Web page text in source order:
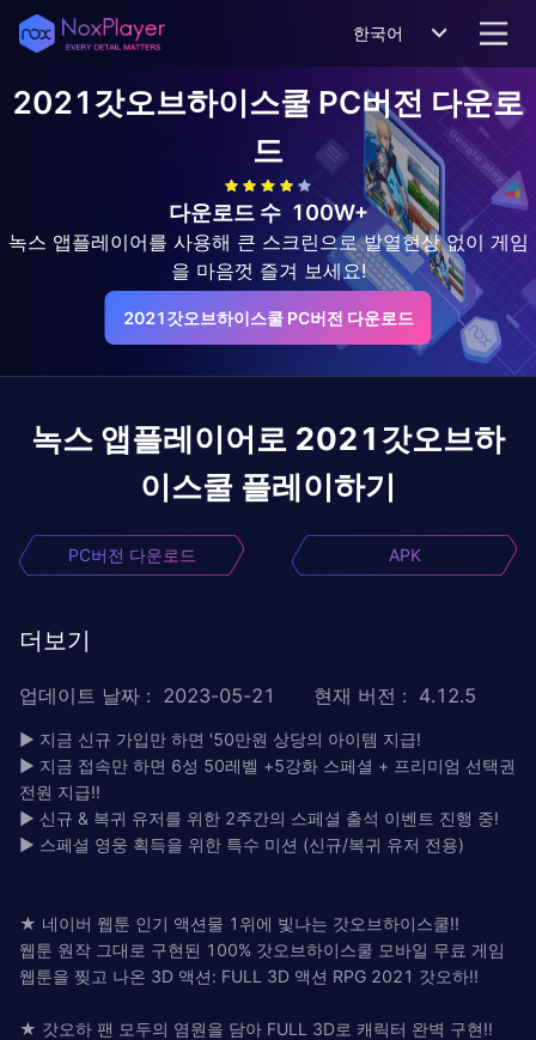
한국어
2021갓오브하이스쿨 PC버전 다운로
드
다운로드 수 100W+
녹스 앱플레이어를 사용해 큰 스크린으로 발열현상 없이 게임
을 마음껏 즐겨 보세요!
2021갓오브하이스쿨 PC버전 다운로드
녹스 앱플레이어로 2021갓오브하
이스쿨 플레이하기
PC버전 다운로드 APK
더보기
업데이트 날짜 : 2023-05-21 현재 버전 : 4.12.5
▶ 지금 신규 가입만 하면 '50만원 상당의 아이템 지급!
▶ 지금 접속만 하면 6성 50레벨 +5강화 스페셜 + 프리미엄 선택권
전원 지급!!
▶ 신규 & 복귀 유저를 위한 2주간의 스페셜 출석 이벤트 진행 중!
▶ 스페셜 영웅 획득을 위한 특수 미션 (신규/복귀 유저 전용)
★ 네이버 웹툰 인기 액션물 1위에 빛나는 갓오브하이스쿨!!
웹툰 원작 그대로 구현된 100% 갓오브하이스쿨 모바일 무료 게임
웹툰을 찢고 나온 3D 액션: FULL 3D 액션 RPG 2021 갓오하!!
★ 갓오하 팬 모두의 염원을 담아 FULL 3D로 캐릭터 완벽 구현!!